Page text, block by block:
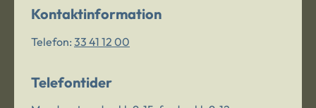
Kontaktinformation
Telefon: 33 41 12 00
Telefontider